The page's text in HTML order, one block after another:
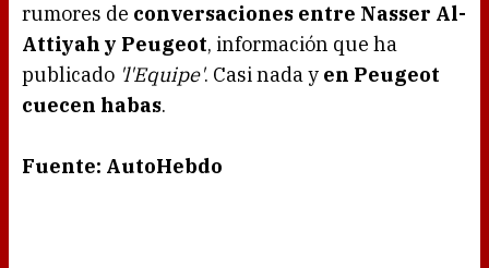
rumores de conversaciones entre Nasser Al-
Attiyah y Peugeot, información que ha
publicado 'l'Equipe'. Casi nada y en Peugeot
cuecen habas.
Fuente: AutoHebdo